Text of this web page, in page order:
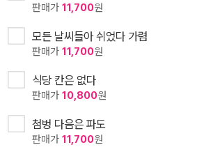
판매가 11,700원
모든 날씨들아 쉬었다 가렴
판매가 11,700원
식당 칸은 없다
판매가 10,800원
첨벙 다음은 파도
판매가 11,700원